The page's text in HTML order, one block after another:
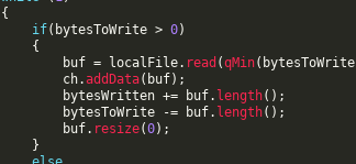
{
if( bytesToWrite > 0)
{
buf = localFile. read (qMin( bytesToWrite
ch.addData( buf) ;
bytesWritten += buf. length( ) ;
bytesToWrite
-= buf. length( ) ;
buf. resize(0) ;
}